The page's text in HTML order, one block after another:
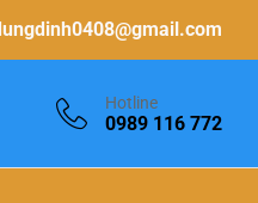
Hotline
0989 116 772